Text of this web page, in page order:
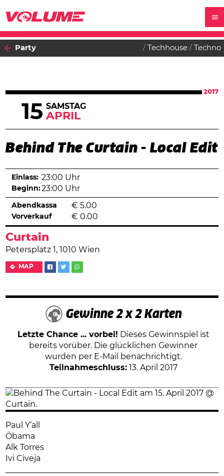
Party Techhouse Techno
2017
15 SAMSTAG
APRIL
Behind The Curtain - Local Edit
Curtain
Petersplatz 1, 1010 Wien
MAP
Einlass: 23:00 Uhr
Beginn:23:00 Uhr
Abendkassa € 5.00
Vorverkauf € 0.00
Gewinne 2 x 2 Karten
Letzte Chance ... vorbei! Dieses Gewinnspiel ist
bereits vorüber. Die glücklichen Gewinner
wurden per E-Mail benachrichtigt.
Teilnahmeschluss:13. April 2017
Paul Y’all
Öbama
Alk Torres
Ivi Civeja